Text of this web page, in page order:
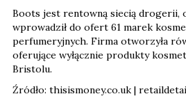
Boots jest rentowną siecią drogerii,
wprowadził do ofert 61 marek
perfumeryjnych. Firma otworzyła
oferujące wyłącznie produkty
Bristolu.
Źródło: thisismoney.co.uk |